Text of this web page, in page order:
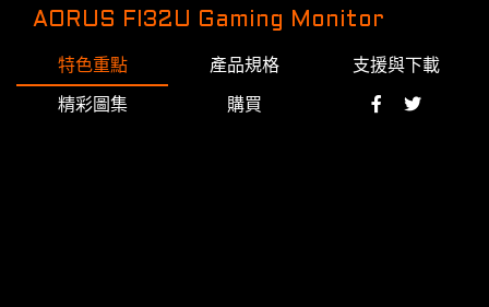
AORUS FI32U Gaming Monitor
特色重點 產品規格
支援與下載
精彩圖集
購買